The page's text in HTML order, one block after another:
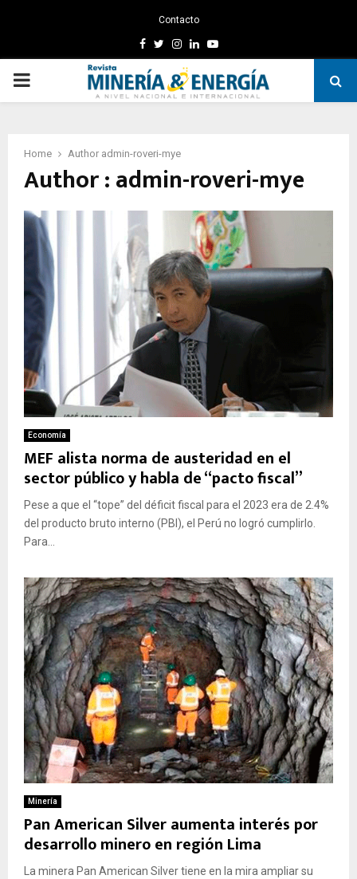
Contacto
Facebook
TwitterInstagram
LinkedinYoutube
PRIMARY
Home Author admin-roveri-mye
Author :admin-roveri-mye
Economía
MEF alista norma de austeridad en el
sector público y habla de “pacto fiscal”
Pese a que el “tope” del déficit fiscal para el 2023 era de 2.4%
del producto bruto interno (PBI), el Perú no logró cumplirlo.
Para...
Minería
Pan American Silver aumenta interés por
desarrollo minero en región Lima
La minera Pan American Silver tiene en la mira ampliar su